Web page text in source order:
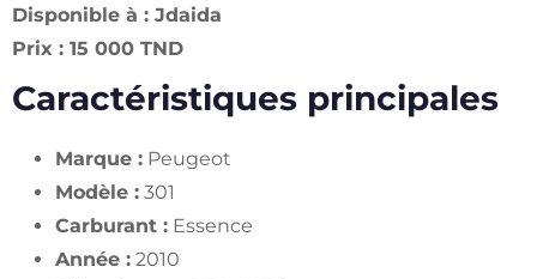
Disponible à : Jdaida
Prix : 15 000 TND
Caractéristiques principales
Marque : Peugeot
Modèle : 301
Carburant : Essence
Année : 2010